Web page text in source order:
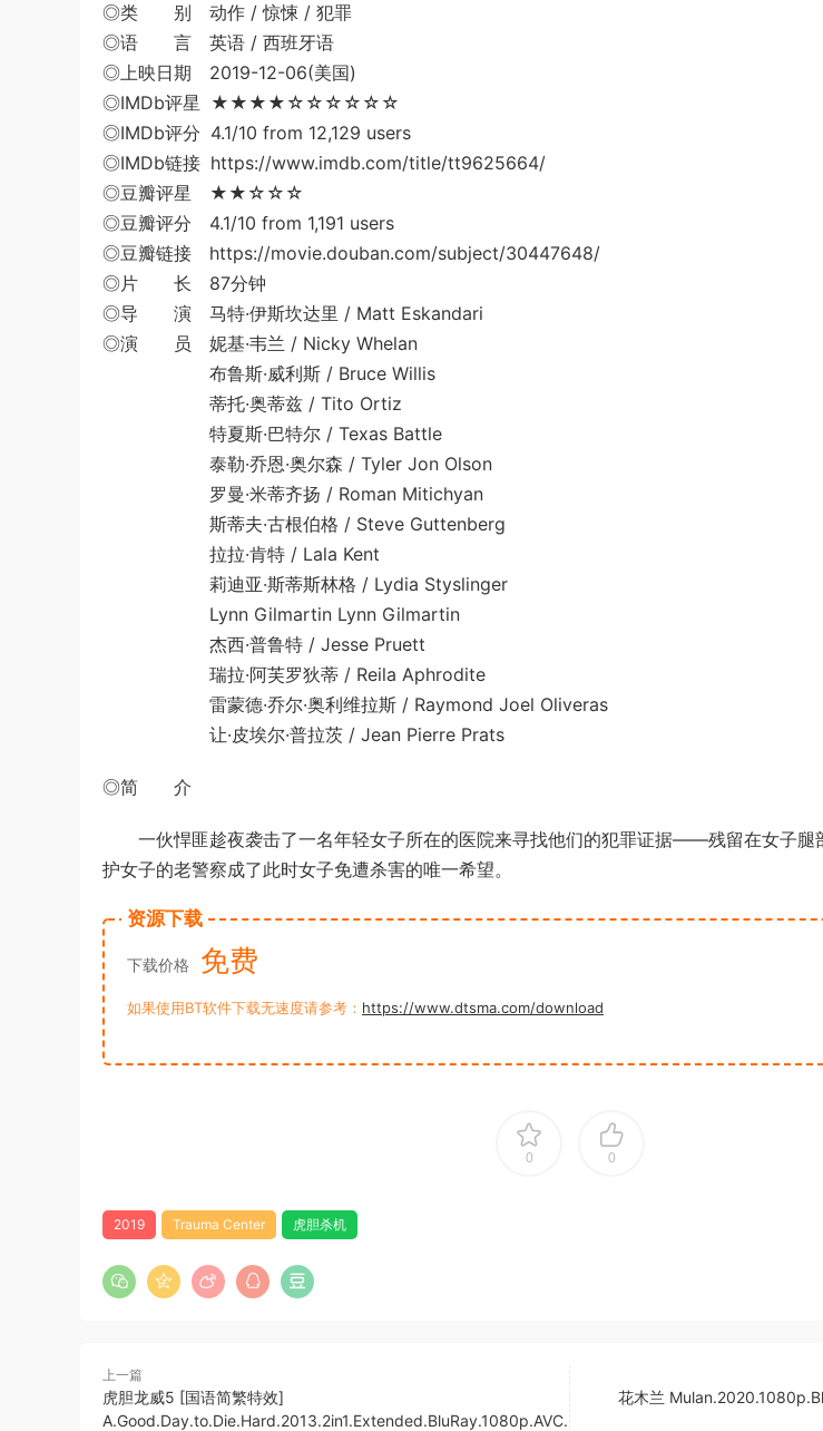
◎类 别 动作 / 惊悚 / 犯罪
◎语 言 英语 / 西班牙语
◎上映日期 2019-12-06(美国)
◎IMDb评星 ★★★★☆☆☆☆☆☆
◎IMDb评分 4.1/10 from 12,129 users
◎IMDb链接 https://www.imdb.com/title/tt9625664/
◎豆瓣评星 ★★☆☆☆
◎豆瓣评分 4.1/10 from 1,191 users
◎豆瓣链接 https://movie.douban.com/subject/30447648/
◎片 长 87分钟
◎导 演 马特·伊斯坎达里 / Matt Eskandari
◎演 员 妮基·韦兰 / Nicky Whelan
布鲁斯·威利斯 / Bruce Willis
蒂托·奥蒂兹 / Tito Ortiz
特夏斯·巴特尔 / Texas Battle
泰勒·乔恩·奥尔森 / Tyler Jon Olson
罗曼·米蒂齐扬 / Roman Mitichyan
斯蒂夫·古根伯格 / Steve Guttenberg
拉拉·肯特 / Lala Kent
莉迪亚·斯蒂斯林格 / Lydia Styslinger
Lynn Gilmartin Lynn Gilmartin
杰西·普鲁特 / Jesse Pruett
瑞拉·阿芙罗狄蒂 / Reila Aphrodite
雷蒙德·乔尔·奥利维拉斯 / Raymond Joel Oliveras
让·皮埃尔·普拉茨 / Jean Pierre Prats
◎简 介
一伙悍匪趁夜袭击了一名年轻女子所在的医院来寻找他们的犯罪证据——残留在女子腿
护女子的老警察成了此时女子免遭杀害的唯一希望。
资源下载
下载价格 免费
如果使用BT软件下载无速度请参考： https://www.dtsma.com/download
0 0
2019 Trauma Center 虎胆杀机
上一篇
虎胆龙威5 [国语简繁特效]
A.Good.Day.to.Die.Hard.2013.2in1.Extended.BluRay.1080p.AVC.
花木兰